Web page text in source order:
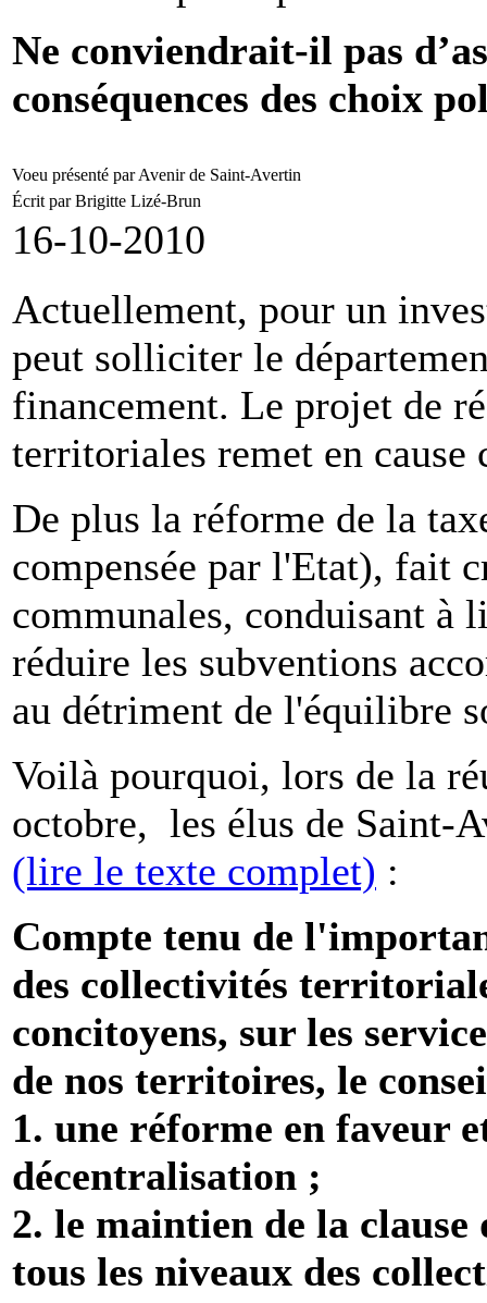
Ne conviendrait-il pas
conséquences des choix
Voeu présenté par Avenir de Saint-Avertin
Écrit par Brigitte Lizé-Brun
16-10-2010
Actuellement, pour un
peut solliciter le
financement. Le projet de
territoriales remet en cause
De plus la réforme de la
compensée par l'Etat), fait
communales, conduisant à
réduire les subventions
au détriment de l'équilibre
Voilà pourquoi, lors de la
octobre, les élus de Saint-
(lire le texte complet) :
Compte tenu de
des collectivités
concitoyens, sur les
de nos territoires, le
1. une réforme en faveur
décentralisation ;
2. le maintien de la clause
tous les niveaux des